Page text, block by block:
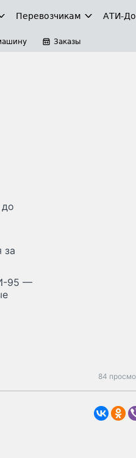
Перевозчикам АТИ-
Заказы
за
95 —
84